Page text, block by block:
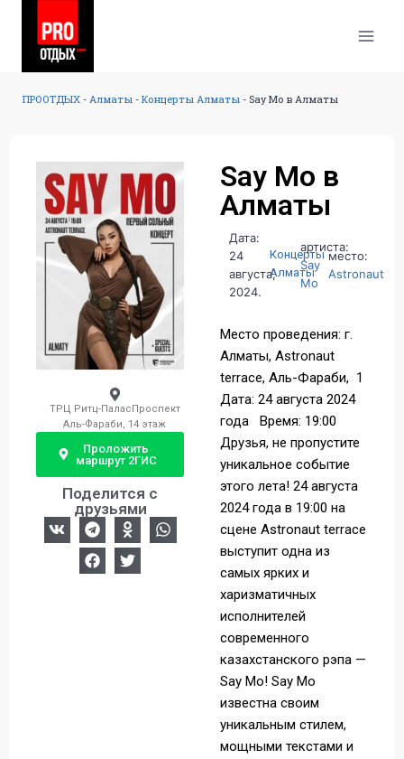
ПРООТДЫХ - Алматы - Концерты Алматы - Say Mo в Алматы
​ТРЦ Ритц-Палас​Проспект
Аль-Фараби, 1​4 этаж
Проложить
маршрут 2ГИС
Поделится с
друзьями
Say Mo в
Алматы
Дата:
24
августа,
2024.
Концерты
Алматы
артиста:
Say
Mo
место:
Astronaut
Место проведения: г.
Алматы, Аstronaut
terrace, Аль-Фараби, 1​
Дата: 24 августа 2024
года Время: 19:00
Друзья, не пропустите
уникальное событие
этого лета! 24 августа
2024 года в 19:00 на
сцене Astronaut terrace
выступит одна из
самых ярких и
харизматичных
исполнителей
современного
казахстанского рэпа —
Say Mo! Say Mo
известна своим
уникальным стилем,
мощными текстами и